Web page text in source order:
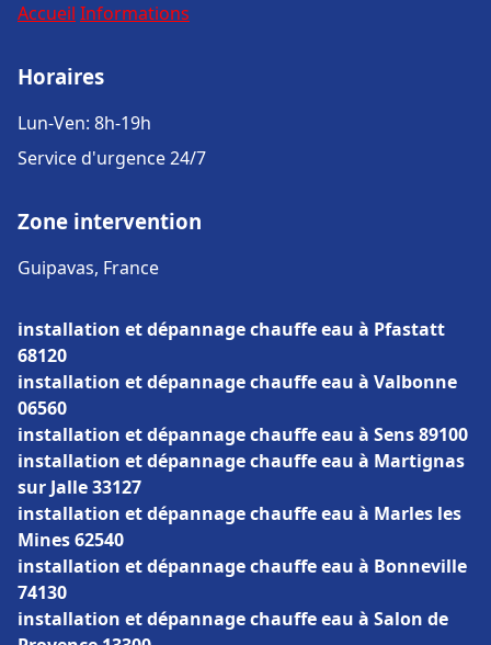
Accueil Informations
Horaires
Lun-Ven: 8h-19h
Service d'urgence 24/7
Zone intervention
Guipavas, France
installation et dépannage chauffe eau à Pfastatt
68120
installation et dépannage chauffe eau à Valbonne
06560
installation et dépannage chauffe eau à Sens 89100
installation et dépannage chauffe eau à Martignas
sur Jalle 33127
installation et dépannage chauffe eau à Marles les
Mines 62540
installation et dépannage chauffe eau à Bonneville
74130
installation et dépannage chauffe eau à Salon de